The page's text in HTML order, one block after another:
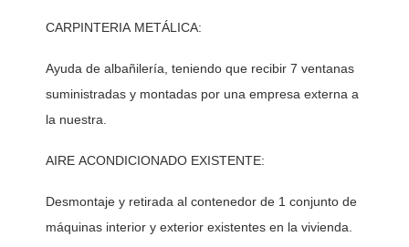
CARPINTERIA METÁLICA:
Ayuda de albañilería, teniendo que recibir 7 ventanas
suministradas y montadas por una empresa externa a
la nuestra.
AIRE ACONDICIONADO EXISTENTE:
Desmontaje y retirada al contenedor de 1 conjunto de
máquinas interior y exterior existentes en la vivienda.